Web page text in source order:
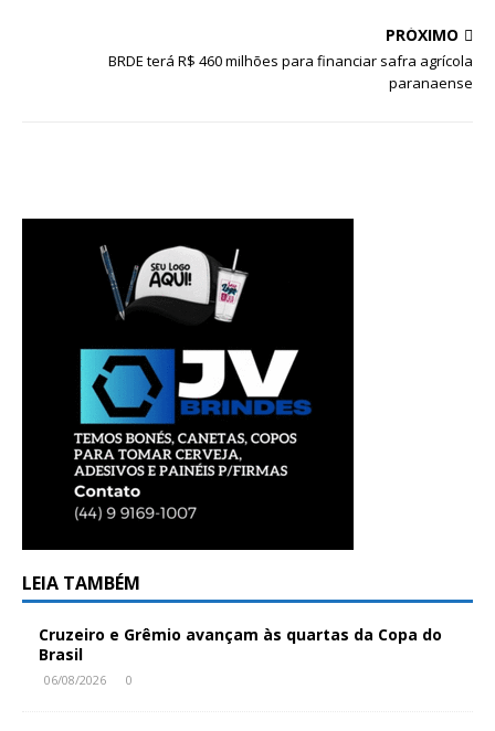
PRÓXIMO
BRDE terá R$ 460 milhões para financiar safra agrícola
paranaense
LEIA TAMBÉM
Cruzeiro e Grêmio avançam às quartas da Copa do
Brasil
06/08/2026 0